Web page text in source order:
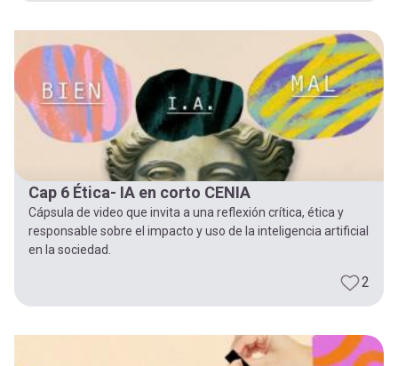
Cap 6 Ética- IA en corto CENIA
Cápsula de video que invita a una reflexión crítica, ética y
responsable sobre el impacto y uso de la inteligencia artificial
en la sociedad.
2